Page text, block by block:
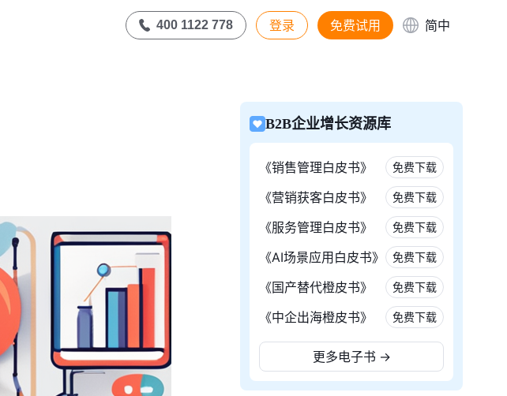
400 1122 778 登录 免费试用 简中
B2B企业增长资源库
《销售管理白皮书》 免费下载
《营销获客白皮书》 免费下载
《服务管理白皮书》 免费下载
《AI场景应用白皮书》 免费下载
《国产替代橙皮书》 免费下载
《中企出海橙皮书》 免费下载
更多电子书 →